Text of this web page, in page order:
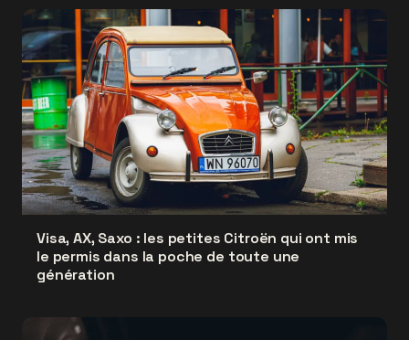
Visa, AX, Saxo : les petites Citroën qui ont mis
le permis dans la poche de toute une
génération